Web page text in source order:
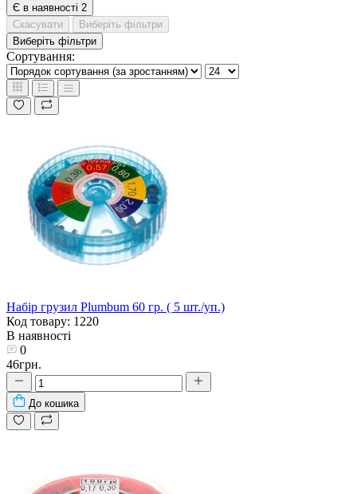
Є в наявності 2
Скасувати
Виберіть фільтри
Виберіть фільтри
Сортування:
Набір грузил Plumbum 60 гр. ( 5 шт./уп.)
Код товару: 1220
В наявності
0
46грн.
До кошика